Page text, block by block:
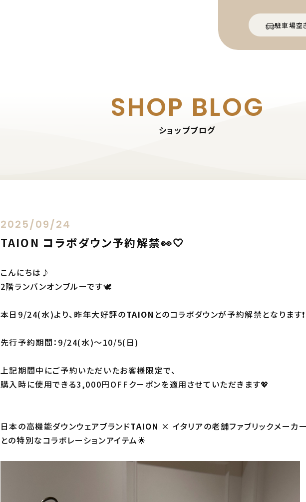
駐車場空
SHOP BLOG
ショップブログ
2025/09/24
TAION コラボダウン予約解禁👀🤍
こんにちは♪
2階ランバンオンブルーです🕊️
本日9/24(水)より、昨年大好評のTAION とのコラボダウンが予約解禁となります❗️
先行予約期間：9/24(水)〜10/5(日)
上記期間中にご予約いただいたお客様限定で、
購入時に使用できる3,000円OFFクーポンを適用させていただきます💖
日本の高機能ダウンウェアブランドTAION × イタリアの老舗ファブリックメーカー
との特別なコラボレーションアイテム🌟